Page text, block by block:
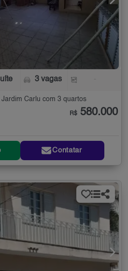
3 vagas
Carlu com 3 quartos
R$ 580.000
Contatar